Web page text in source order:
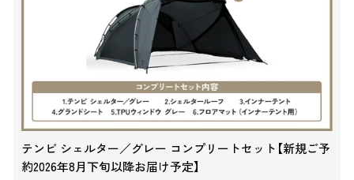
テンビ シェルター／グレー コンプリートセット【新規ご予
約2026年8月下旬以降お届け予定】